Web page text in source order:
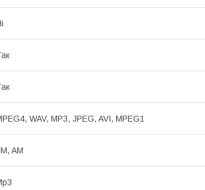
WAV, MP3, JPEG, AVI, MPEG1
AM